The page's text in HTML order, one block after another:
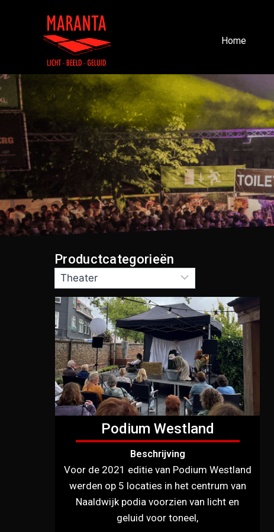
Home
Productcategorieën
Podium Westland
Beschrijving
Voor de 2021 editie van Podium Westland
werden op 5 locaties in het centrum van
Naaldwijk podia voorzien van licht en
geluid voor toneel,